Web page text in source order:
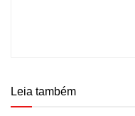
Leia também